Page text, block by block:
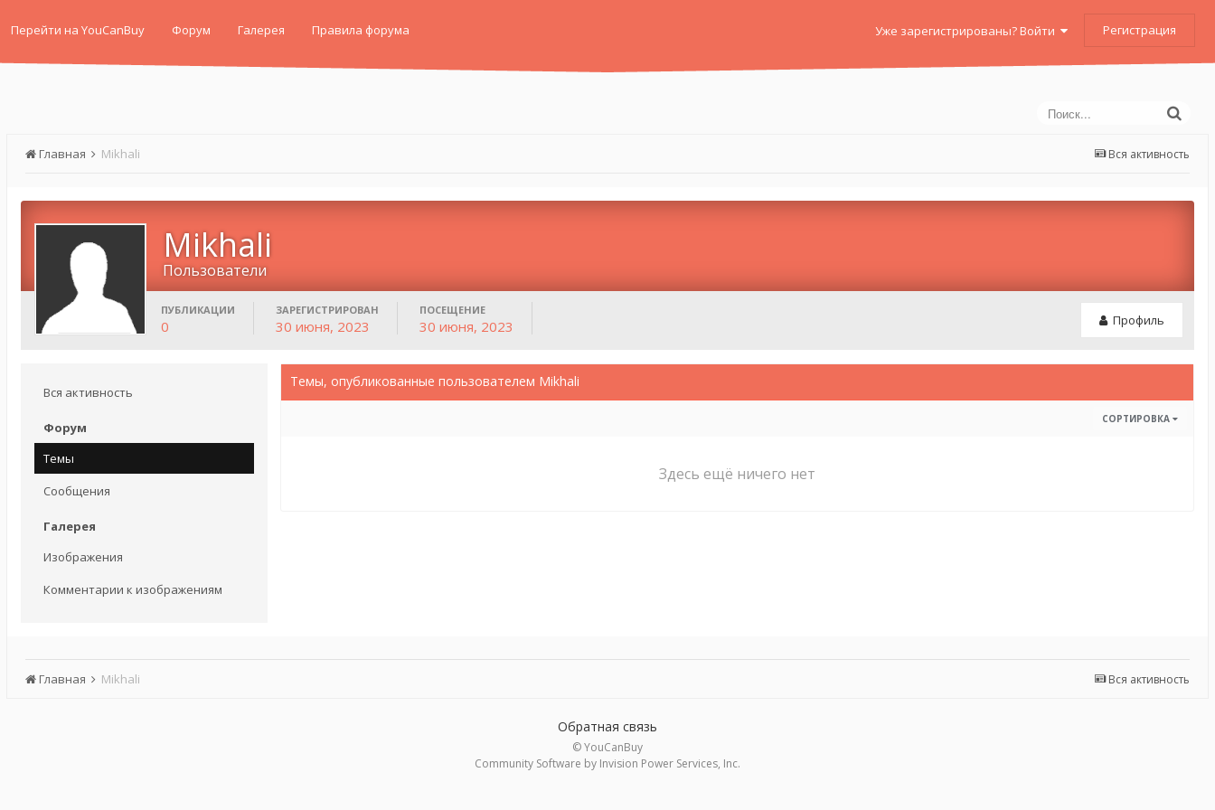
Перейти на YouCanBuy Форум Галерея Правила форума Уже зарегистрированы? Войти Регистрация
Вся активность
Главная Mikhali
Mikhali
Пользователи
Профиль
ПУБЛИКАЦИИ
0
ЗАРЕГИСТРИРОВАН
30 июня, 2023
ПОСЕЩЕНИЕ
30 июня, 2023
Вся активность
Форум
Темы
Сообщения
Галерея
Изображения
Комментарии к изображениям
Темы, опубликованные пользователем Mikhali
СОРТИРОВКА
Здесь ещё ничего нет
Вся активность
Главная Mikhali
Обратная связь
© YouCanBuy
Community Software by Invision Power Services, Inc.